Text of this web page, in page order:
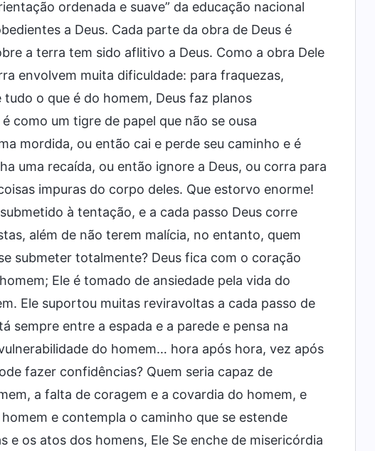
ordenada e suave” da educação nacional
a Deus. Cada parte da obra de Deus é
a terra tem sido aflitivo a Deus. Como a obra Dele
envolvem muita dificuldade: para fraquezas,
o que é do homem, Deus faz planos
como um tigre de papel que não se ousa
mordida, ou então cai e perde seu caminho e é
uma recaída, ou então ignore a Deus, ou corra para
impuras do corpo deles. Que estorvo enorme!
à tentação, e a cada passo Deus corre
além de não terem malícia, no entanto, quem
submeter totalmente? Deus fica com o coração
Ele é tomado de ansiedade pela vida do
Ele suportou muitas reviravoltas a cada passo de
sempre entre a espada e a parede e pensa na
do homem… hora após hora, vez após
fazer confidências? Quem seria capaz de
a falta de coragem e a covardia do homem, e
e contempla o caminho que se estende
os atos dos homens, Ele Se enche de misericórdia